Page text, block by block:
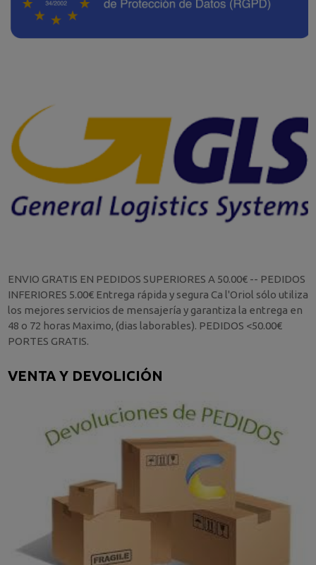
ENVIO GRATIS EN PEDIDOS SUPERIORES A 50.00€ -- PEDIDOS
INFERIORES 5.00€ Entrega rápida y segura Ca l'Oriol sólo utiliza
los mejores servicios de mensajería y garantiza la entrega en
48 o 72 horas Maximo, (dias laborables). PEDIDOS <50.00€
PORTES GRATIS.
VENTA Y DEVOLICIÓN